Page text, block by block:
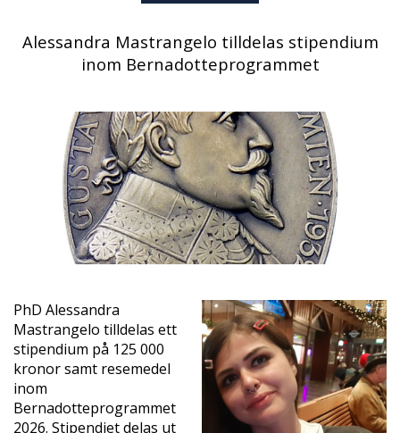
Alessandra Mastrangelo tilldelas stipendium
inom Bernadotteprogrammet
PhD Alessandra
Mastrangelo tilldelas ett
stipendium på 125 000
kronor samt resemedel
inom
Bernadotteprogrammet
2026. Stipendiet delas ut